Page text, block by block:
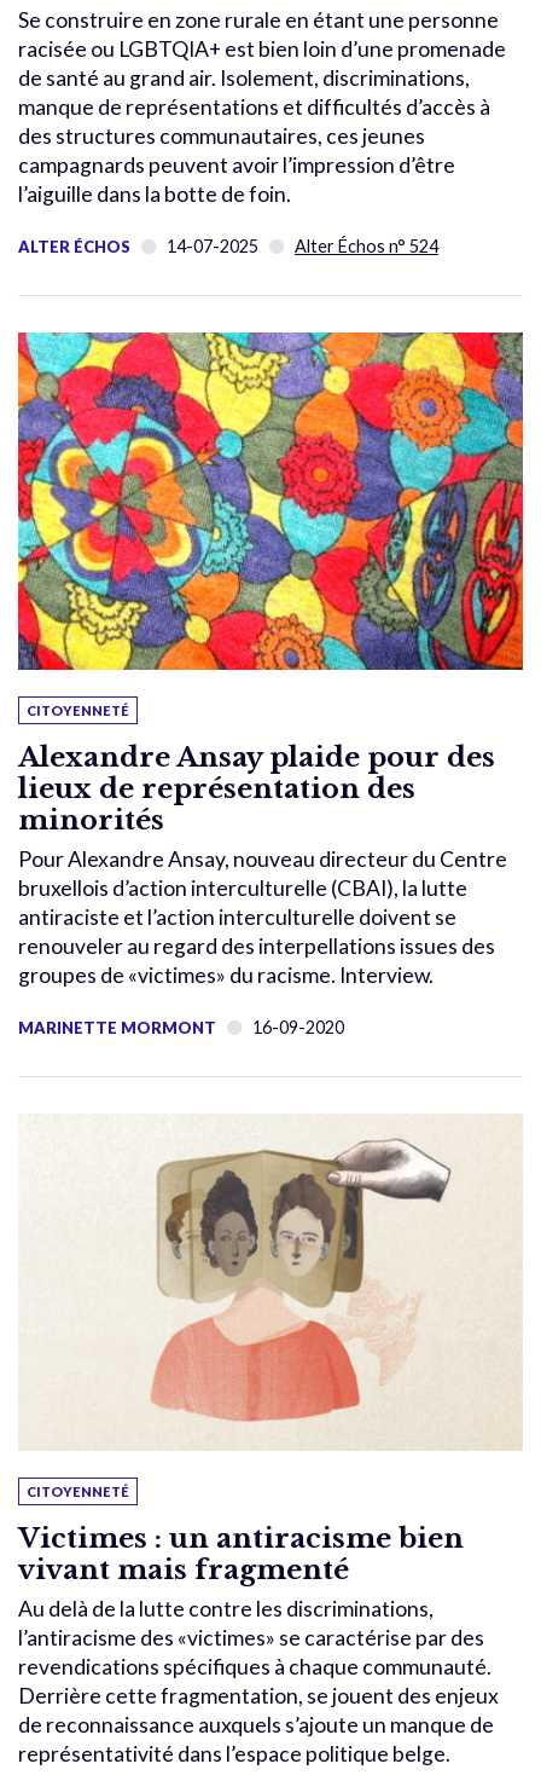
Se construire en zone rurale en étant une personne
racisée ou LGBTQIA+ est bien loin d’une promenade
de santé au grand air. Isolement, discriminations,
manque de représentations et difficultés d’accès à
des structures communautaires, ces jeunes
campagnards peuvent avoir l’impression d’être
l’aiguille dans la botte de foin.
ALTER ÉCHOS 14-07-2025 Alter Échos n° 524
CITOYENNETÉ
Alexandre Ansay plaide pour des
lieux de représentation des
minorités
Pour Alexandre Ansay, nouveau directeur du Centre
bruxellois d’action interculturelle (CBAI), la lutte
antiraciste et l’action interculturelle doivent se
renouveler au regard des interpellations issues des
groupes de «victimes» du racisme. Interview.
MARINETTE MORMONT 16-09-2020
CITOYENNETÉ
Victimes : un antiracisme bien
vivant mais fragmenté
Au delà de la lutte contre les discriminations,
l’antiracisme des «victimes» se caractérise par des
revendications spécifiques à chaque communauté.
Derrière cette fragmentation, se jouent des enjeux
de reconnaissance auxquels s’ajoute un manque de
représentativité dans l’espace politique belge.